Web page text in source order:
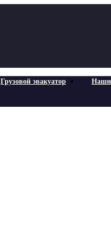
Грузовой эвакуатор Наши